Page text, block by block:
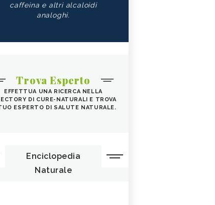
caffeina e altri alcaloidi
analoghi.
Trova Esperto
EFFETTUA UNA RICERCA NELLA
DI CURE-NATURALI E TROVA
ESPERTO DI SALUTE NATURALE.
Enciclopedia
Naturale